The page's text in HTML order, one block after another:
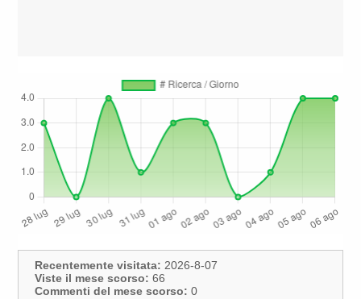
Recentemente visitata: 2026-8-07
Viste il mese scorso: 66
Commenti del mese scorso: 0